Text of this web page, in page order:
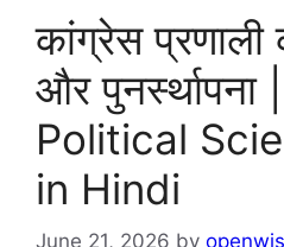
कांग्रेस प्रणाली
और
Political
in Hindi
June 21, 2026 by